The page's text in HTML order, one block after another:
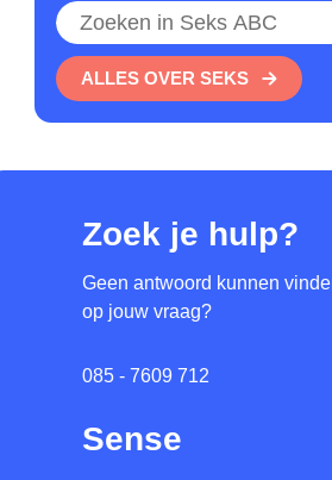
Zoeken
ALLES OVER SEKS
Zoek je hulp?
Geen antwoord kunnen
op jouw vraag?
085 - 7609 712
Sense